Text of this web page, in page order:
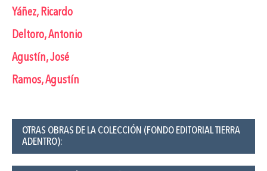
Yáñez, Ricardo
Deltoro, Antonio
Agustín, José
Ramos, Agustín
OTRAS OBRAS DE LA COLECCIÓN (FONDO EDITORIAL TIERRA
ADENTRO):